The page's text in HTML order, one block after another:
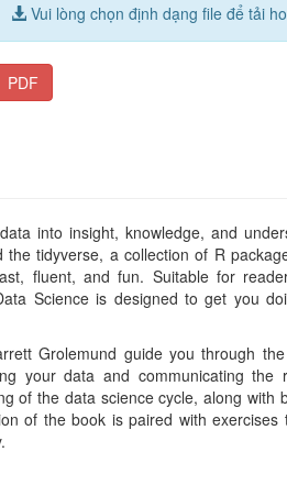
Vui lòng chọn định dạng file để tải
PDF
into insight, knowledge, and
tidyverse, a collection of R
fluent, and fun. Suitable for
Science is designed to get you
Grolemund guide you through
your data and communicating the
of the data science cycle, along with
of the book is paired with exercises